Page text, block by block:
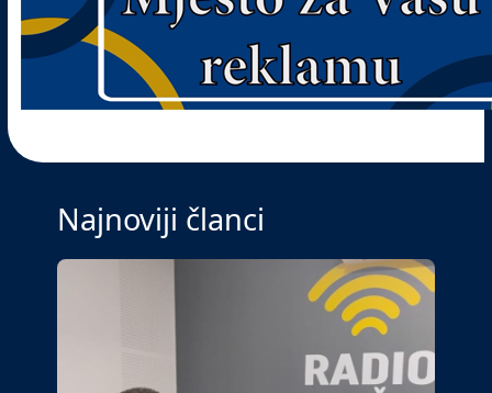
Najnoviji članci